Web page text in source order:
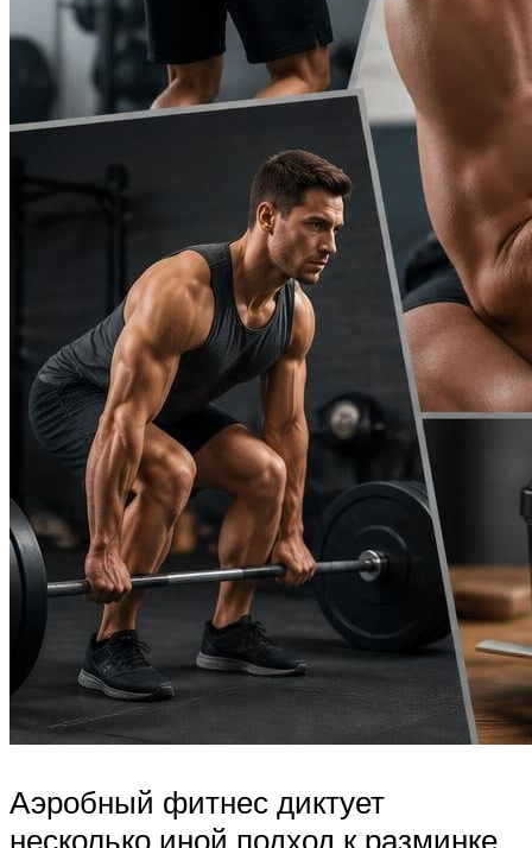
Аэробный фитнес диктует
несколько иной подход к разминке.